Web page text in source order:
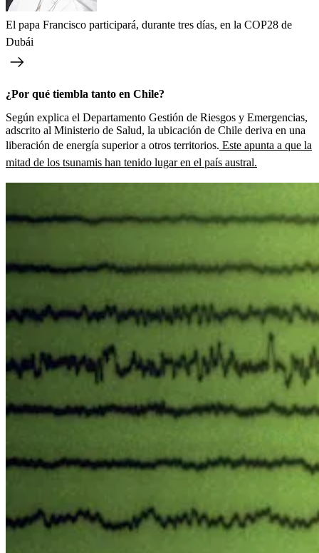
El papa Francisco participará, durante tres días, en la COP28 de
Dubái
¿Por qué tiembla tanto en Chile?
Según explica el Departamento Gestión de Riesgos y Emergencias,
adscrito al Ministerio de Salud, la ubicación de Chile deriva en una
liberación de energía superior a otros territorios. Este apunta a que la
mitad de los tsunamis han tenido lugar en el país austral.